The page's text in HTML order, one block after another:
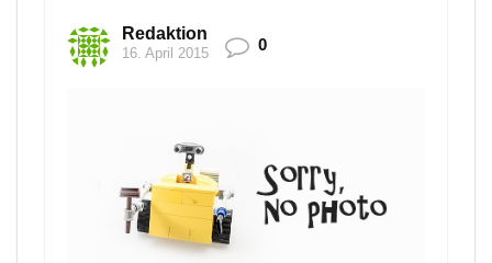
Redaktion
16. April 2015 0